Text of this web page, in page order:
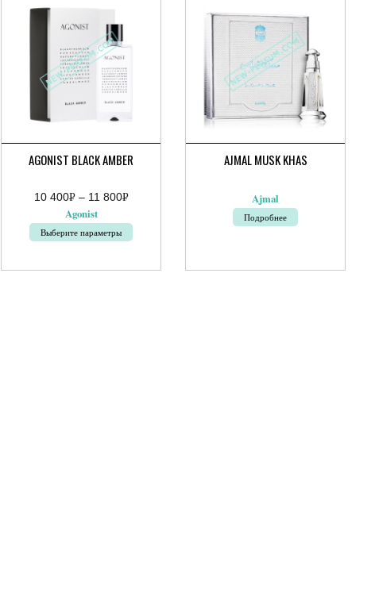
AGONIST BLACK AMBER
10 400Р
УБ.
– 11 800Р
400руб.
800руб.
Agonist
Выберите параметры
товар
AJMAL MUSK KHAS
Ajmal
Подробнее